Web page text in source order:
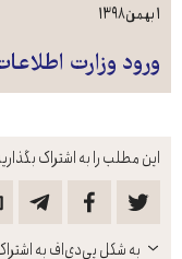
این مطلب را به اشتراک
باز
به شکل پی‌دی‌اف به
ورود وزارت
۱ بهمن ۱۳۹۸